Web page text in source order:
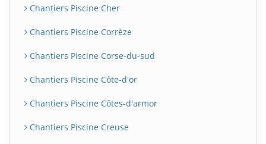
Chantiers Piscine Cher
Chantiers Piscine Corrèze
Chantiers Piscine Corse-du-sud
Chantiers Piscine Côte-d'or
Chantiers Piscine Côtes-d'armor
Chantiers Piscine Creuse